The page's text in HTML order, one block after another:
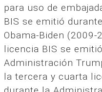
para uso de
BIS se emitió
Obama-Biden (2009-
licencia BIS se
Administración
la tercera y cuarta